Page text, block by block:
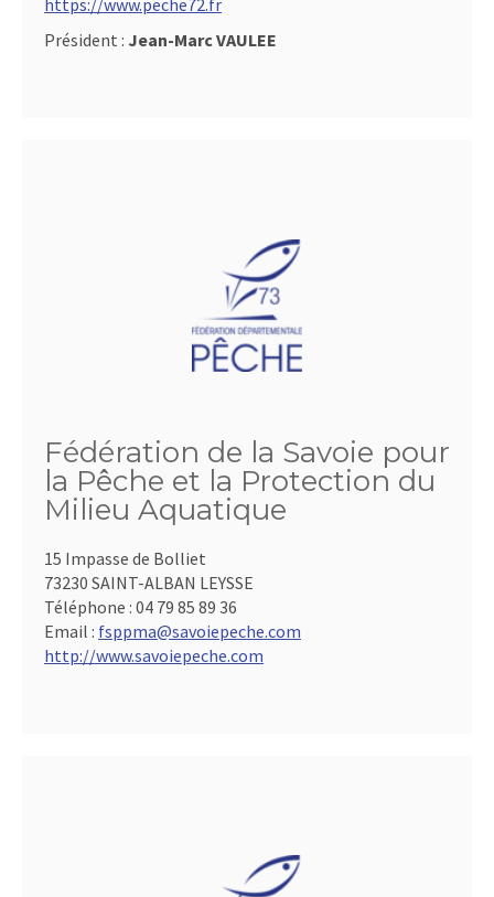
https://www.peche72.fr
Président : Jean-Marc VAULEE
Fédération de la Savoie pour
la Pêche et la Protection du
Milieu Aquatique
15 Impasse de Bolliet
73230 SAINT-ALBAN LEYSSE
Téléphone : 04 79 85 89 36
Email : fsppma@savoiepeche.com
http://www.savoiepeche.com